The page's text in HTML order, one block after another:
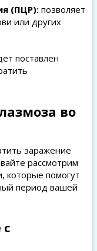
(ПЦР):позволяет
или других
поставлен
во
заражение
рассмотрим
которые помогут
период вашей